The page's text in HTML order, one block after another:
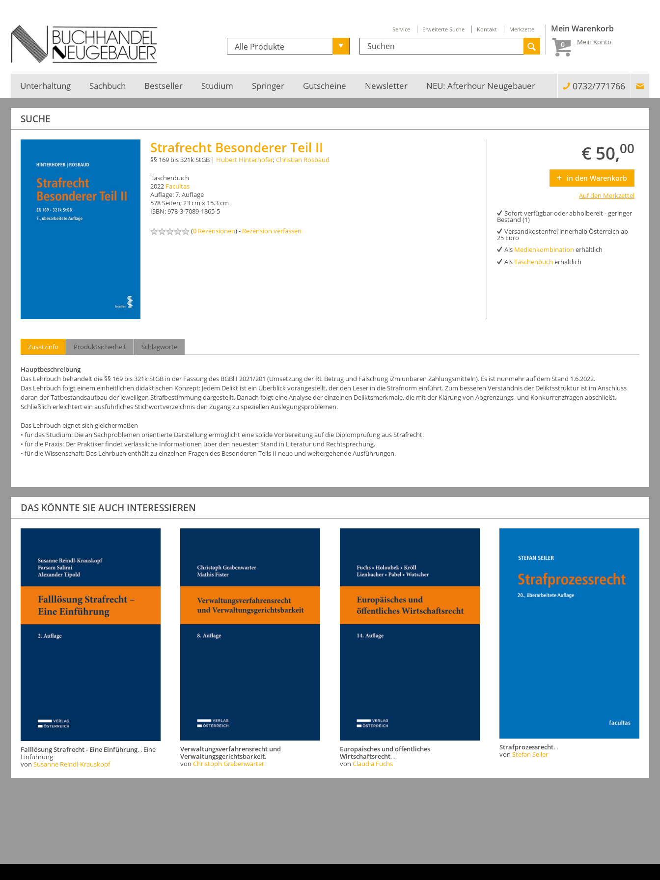
Service Erweiterte Suche Kontakt Merkzettel
Alle Produkte
Mein Warenkorb
0 Mein Konto
Unterhaltung Sachbuch Bestseller Studium Springer Gutscheine Newsletter NEU: Afterhour Neugebauer 0732/771766
SUCHE
Strafrecht Besonderer Teil II
§§ 169 bis 321k StGB | Hubert Hinterhofer;Christian Rosbaud
Taschenbuch
2022 Facultas
Auflage: 7. Auflage
578 Seiten; 23 cm x 15.3 cm
ISBN: 978-3-7089-1865-5
(0 Rezensionen) - Rezension verfassen
€ 50,00
in den Warenkorb
Auf den Merkzettel
Sofort verfügbar oder abholbereit - geringer
Bestand (1)
Versandkostenfrei innerhalb Österreich ab
25 Euro
Als Medienkombination erhältlich
AlsTaschenbuch erhältlich
Zusatzinfo Produktsicherheit Schlagworte
Hauptbeschreibung
Das Lehrbuch behandelt die §§ 169 bis 321k StGB in der Fassung des BGBl I 2021/201 (Umsetzung der RL Betrug und Fälschung iZm unbaren Zahlungsmitteln). Es ist nunmehr auf dem Stand 1.6.2022.
Das Lehrbuch folgt einem einheitlichen didaktischen Konzept: Jedem Delikt ist ein Überblick vorangestellt, der den Leser in die Strafnorm einführt. Zum besseren Verständnis der Deliktsstruktur ist im Anschluss
daran der Tatbestandsaufbau der jeweiligen Strafbestimmung dargestellt. Danach folgt eine Analyse der einzelnen Deliktsmerkmale, die mit der Klärung von Abgrenzungs- und Konkurrenzfragen abschließt.
Schließlich erleichtert ein ausführliches Stichwortverzeichnis den Zugang zu speziellen Auslegungsproblemen.
Das Lehrbuch eignet sich gleichermaßen
• für das Studium: Die an Sachproblemen orientierte Darstellung ermöglicht eine solide Vorbereitung auf die Diplomprüfung aus Strafrecht.
• für die Praxis: Der Praktiker findet verlässliche Informationen über den neuesten Stand in Literatur und Rechtsprechung.
• für die Wissenschaft: Das Lehrbuch enthält zu einzelnen Fragen des Besonderen Teils II neue und weitergehende Ausführungen.
DAS KÖNNTE SIE AUCH INTERESSIEREN
Falllösung Strafrecht - Eine Einführung. . Eine
Einführung
von Susanne Reindl-Krauskopf
Verwaltungsverfahrensrecht und
Verwaltungsgerichtsbarkeit.
von Christoph Grabenwarter
Europäisches und öffentliches
Wirtschaftsrecht. .
von Claudia Fuchs
Strafprozessrecht. .
von Stefan Seiler